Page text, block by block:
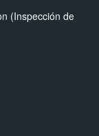
(Inspección de